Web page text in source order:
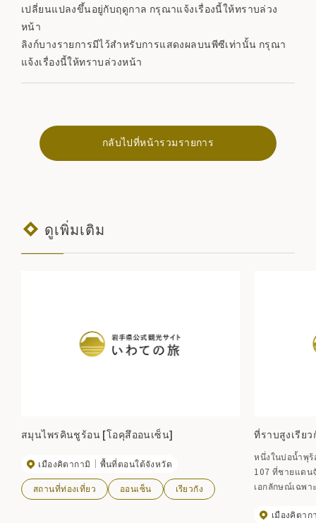
เปลี่ยนแปลงขึ้นอยู่กับฤดูกาล กรุณาแจ้งเรื่องนี้ให้ทราบล่วง
หน้า
ลิงก์บางรายการมีไว้สำหรับการแสดงผลบนพีซีเท่านั้น กรุณา
แจ้งเรื่องนี้ให้ทราบล่วงหน้า
กลับไปที่หน้ารวมรายการ
ดูเพิ่มเติม
สมุนไพรคินชูร้อน [โอคุสึออนเซ็น]
เมืองคิตากามิ พื้นที่ตอนใต้จังหวัด
สถานที่ท่องเที่ยว ออนเซ็น เรียวกัง
ที่ราบสูงเรีย
หนึ่งในบ่อน้ำพุ
107 ที่ชายแดน
เอกลักษณ์เฉพา
ผู้หญิง บาดแผล
เมืองคิตาก